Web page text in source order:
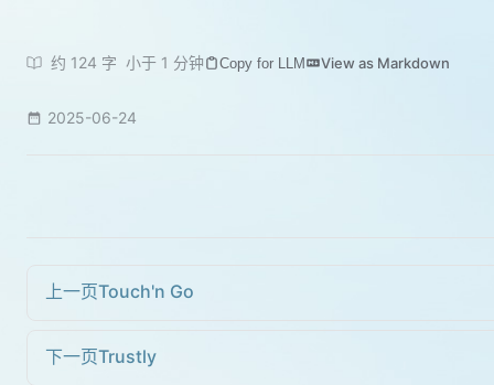
约 124 字 小于 1 分钟 Copy for LLM View as Markdown
2025-06-24
上一页Touch'n Go
下一页Trustly